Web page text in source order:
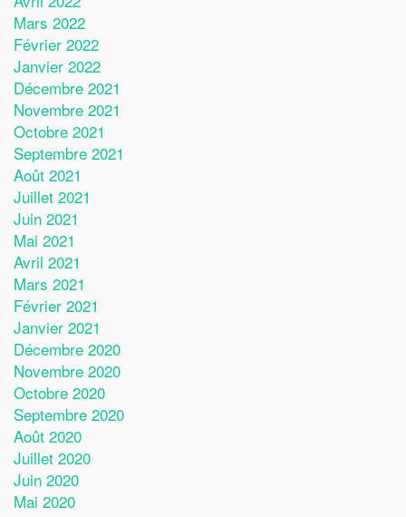
Mars 2022
Février 2022
Janvier 2022
Décembre 2021
Novembre 2021
Octobre 2021
Septembre 2021
Août 2021
Juillet 2021
Juin 2021
Mai 2021
Avril 2021
Mars 2021
Février 2021
Janvier 2021
Décembre 2020
Novembre 2020
Octobre 2020
Septembre 2020
Août 2020
Juillet 2020
Juin 2020
Mai 2020